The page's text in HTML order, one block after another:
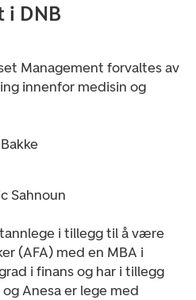
i DNB
Management forvaltes av
innenfor medisin og
Sahnoun
i tillegg til å være
(AFA) med en MBA i
i finans og har i tillegg
Anesa er lege med